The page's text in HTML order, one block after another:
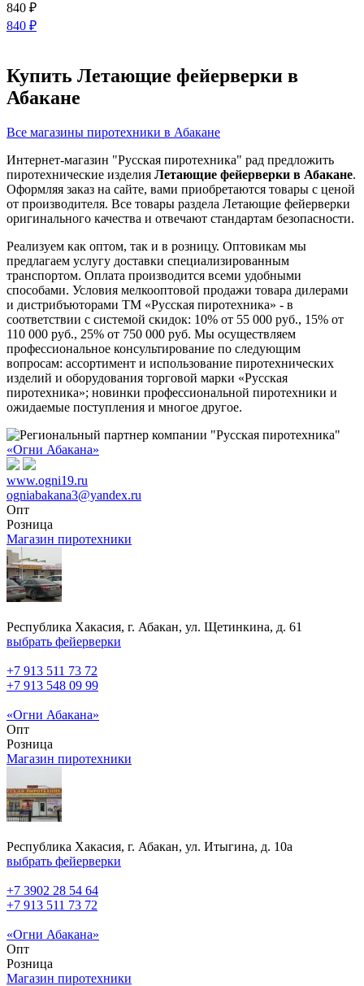
840 ₽
840 ₽
Купить Летающие фейерверки в
Абакане
Все магазины пиротехники в Абакане
Интернет-магазин "Русская пиротехника" рад предложить
пиротехнические изделия Летающие фейерверки в Абакане.
Оформляя заказ на сайте, вами приобретаются товары с ценой
от производителя. Все товары раздела Летающие фейерверки
оригинального качества и отвечают стандартам безопасности.
Реализуем как оптом, так и в розницу. Оптовикам мы
предлагаем услугу доставки специализированным
транспортом. Оплата производится всеми удобными
способами. Условия мелкооптовой продажи товара дилерами
и дистрибъюторами ТМ «Русская пиротехника» - в
соответствии с системой скидок: 10% от 55 000 руб., 15% от
110 000 руб., 25% от 750 000 руб. Мы осуществляем
профессиональное консультирование по следующим
вопросам: ассортимент и использование пиротехнических
изделий и оборудования торговой марки «Русская
пиротехника»; новинки профессиональной пиротехники и
ожидаемые поступления и многое другое.
«Огни Абакана»
www.ogni19.ru
ogniabakana3@yandex.ru
Опт
Розница
Магазин пиротехники
Республика Хакасия, г. Абакан, ул. Щетинкина, д. 61
выбрать фейерверки
+7 913 511 73 72
+7 913 548 09 99
«Огни Абакана»
Опт
Розница
Магазин пиротехники
Республика Хакасия, г. Абакан, ул. Итыгина, д. 10а
выбрать фейерверки
+7 3902 28 54 64
+7 913 511 73 72
«Огни Абакана»
Опт
Розница
Магазин пиротехники